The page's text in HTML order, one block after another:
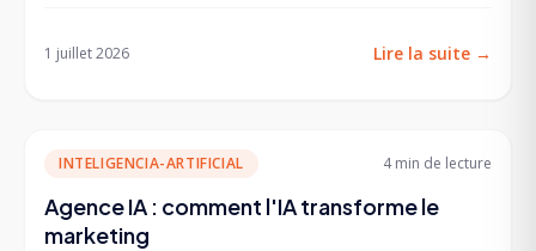
1 juillet 2026 Lire la suite →
INTELIGENCIA-ARTIFICIAL 4 min de lecture
Agence IA : comment l'IA transforme le
marketing